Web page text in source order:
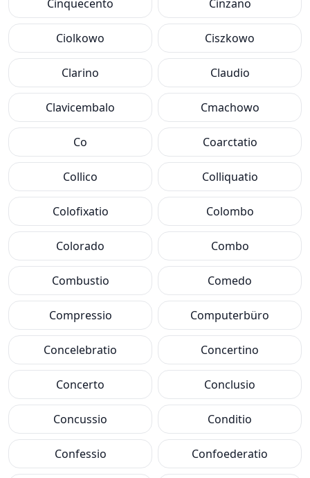
Cinquecento Cinzano
Ciolkowo Ciszkowo
Clarino Claudio
Clavicembalo Cmachowo
Co Coarctatio
Collico Colliquatio
Colofixatio Colombo
Colorado Combo
Combustio Comedo
Compressio Computerbüro
Concelebratio Concertino
Concerto Conclusio
Concussio Conditio
Confessio Confoederatio